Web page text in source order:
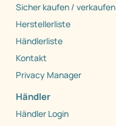
Sicher kaufen / verkaufen
Herstellerliste
Händlerliste
Kontakt
Privacy Manager
Händler
Händler Login